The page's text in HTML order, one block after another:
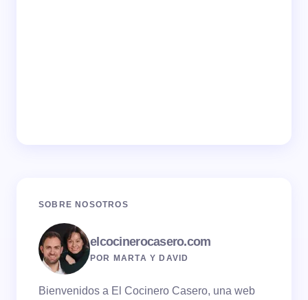
SOBRE NOSOTROS
elcocinerocasero.com
POR MARTA Y DAVID
Bienvenidos a El Cocinero Casero, una web